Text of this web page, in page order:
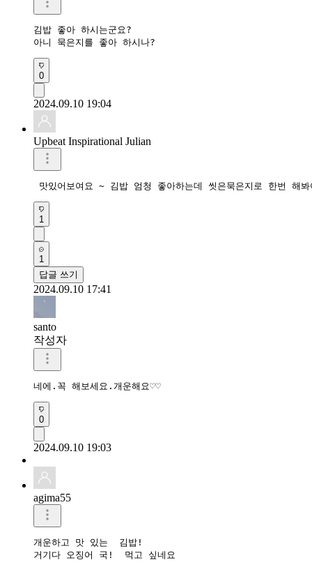
김밥 좋아 하시는군요?
아니 묵은지를 좋아 하시나?
0
2024.09.10 19:04
Upbeat Inspirational Julian
맛있어보여요 ~ 김밥 엄청 좋아하는데 씻은묵은지로 한번 해봐
1
1
답글 쓰기
2024.09.10 17:41
santo
작성자
네에.꼭 해보세요.개운해요♡♡
0
2024.09.10 19:03
agima55
개운하고 맛 있는  김밥!
거기다 오징어 국!  먹고 싶네요